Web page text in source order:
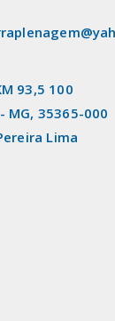
93,5 100
MG, 35365-000
Lima